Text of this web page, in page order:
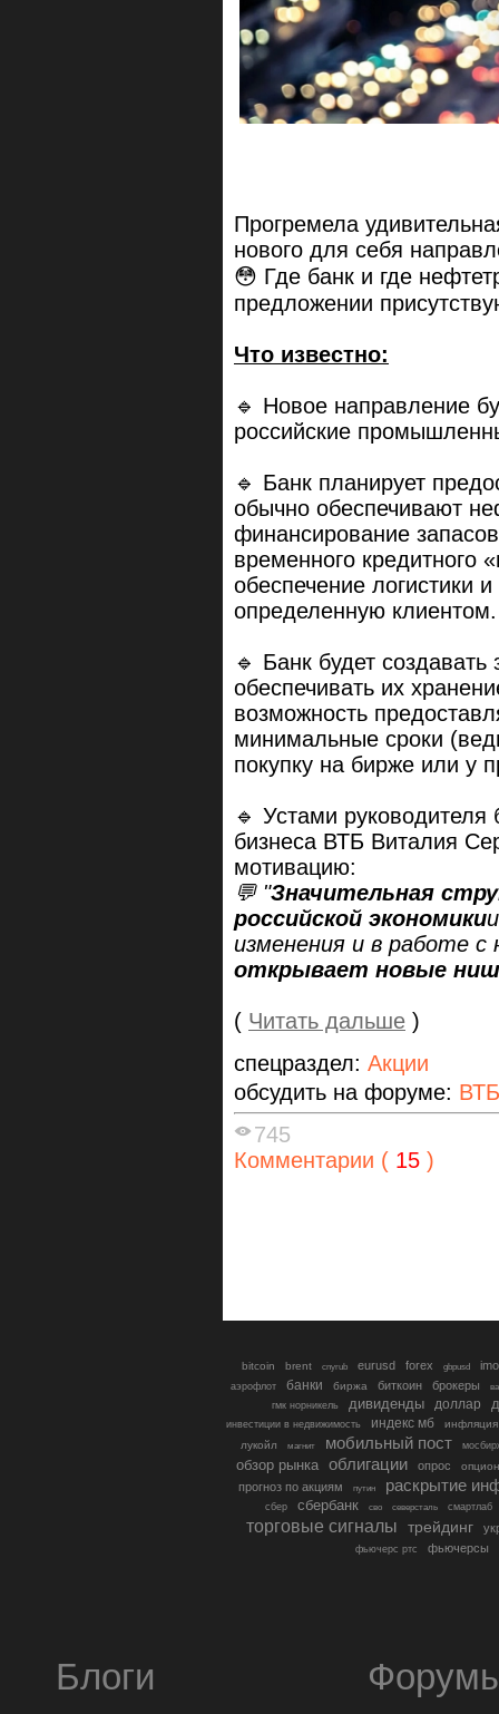
Прогремела
нового для себя
😳 Где банк и где
предложении
Что известно:
🔹 Новое направление
российские
🔹 Банк планирует
обычно обеспечивают
финансирование
временного кредитного
обеспечение логистики
определенную клиентом.
🔹 Банк будет
обеспечивать их
возможность
минимальные сроки
покупку на бирже или у
🔹 Устами руководителя
бизнеса ВТБ Виталия
мотивацию:
💬 "Значительная
российской экономики
изменения и в работе
открывает новые
( Читать дальше )
спецраздел: Акции
обсудить на форуме: ВТБ
745
Комментарии ( 15 )
bitcoin brent cnyrub eurusd forex gbpusd
аэрофлот банки биржа биткоин брокеры
гмк норникель
дивиденды доллар
инвестиции в недвижимость индекс мб
инфляция
лукойл
магнит мобильный пост
обзор рынка облигации опрос
прогноз по акциям путин раскрытие
сбер сбербанк сво северсталь смартлаб
торговые сигналы трейдинг
фьючерс ртс фьючерсы
Блоги